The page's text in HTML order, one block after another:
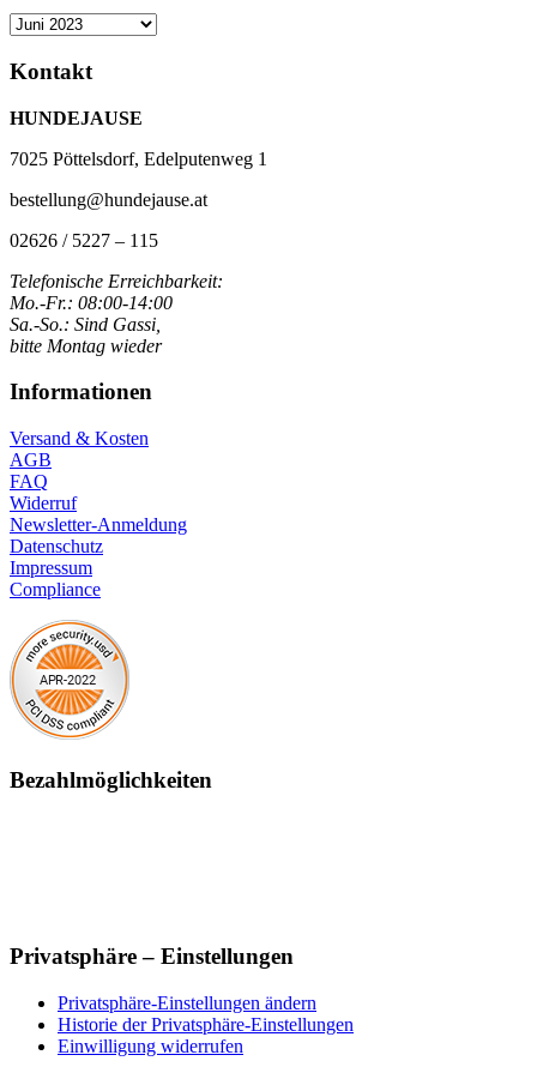
Archiv
Kontakt
HUNDEJAUSE
7025 Pöttelsdorf, Edelputenweg 1
bestellung@hundejause.at
02626 / 5227 – 115
Telefonische Erreichbarkeit:
Mo.-Fr.: 08:00-14:00
Sa.-So.: Sind Gassi,
bitte Montag wieder
Informationen
Versand & Kosten
AGB
FAQ
Widerruf
Newsletter-Anmeldung
Datenschutz
Impressum
Compliance
Bezahlmöglichkeiten
Privatsphäre – Einstellungen
Privatsphäre-Einstellungen ändern
Historie der Privatsphäre-Einstellungen
Einwilligung widerrufen